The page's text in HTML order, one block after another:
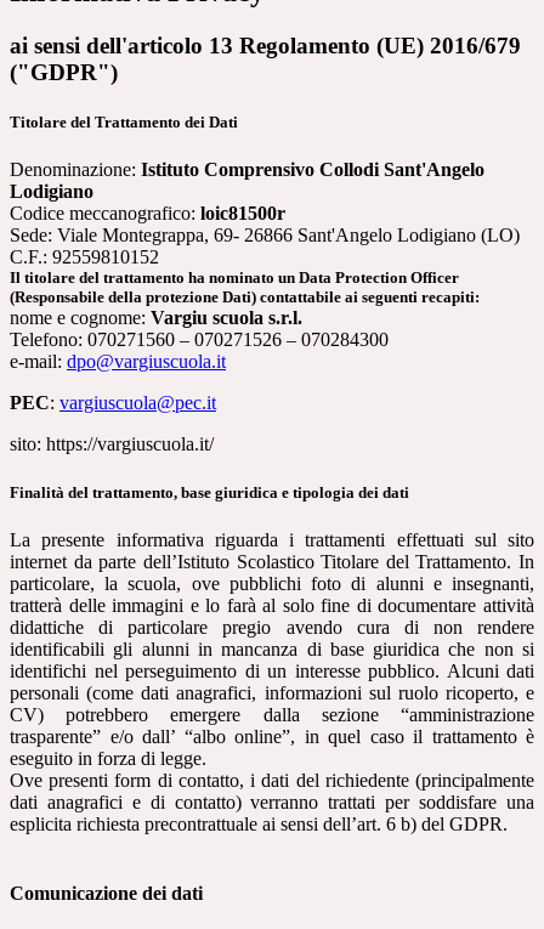
ai sensi dell'articolo 13 Regolamento (UE) 2016/679
("GDPR")
Titolare del Trattamento dei Dati
Denominazione: Istituto Comprensivo Collodi Sant'Angelo
Lodigiano
Codice meccanografico: loic81500r
Sede: Viale Montegrappa, 69- 26866 Sant'Angelo Lodigiano (LO)
C.F.: 92559810152
Il titolare del trattamento ha nominato un Data Protection Officer
(Responsabile della protezione Dati) contattabile ai seguenti recapiti:
nome e cognome: Vargiu scuola s.r.l.
Telefono: 070271560 – 070271526 – 070284300
e-mail: dpo@vargiuscuola.it
PEC: vargiuscuola@pec.it
sito: https://vargiuscuola.it/
Finalità del trattamento, base giuridica e tipologia dei dati
La presente informativa riguarda i trattamenti effettuati sul sito
internet da parte dell’Istituto Scolastico Titolare del Trattamento. In
particolare, la scuola, ove pubblichi foto di alunni e insegnanti,
tratterà delle immagini e lo farà al solo fine di documentare attività
didattiche di particolare pregio avendo cura di non rendere
identificabili gli alunni in mancanza di base giuridica che non si
identifichi nel perseguimento di un interesse pubblico. Alcuni dati
personali (come dati anagrafici, informazioni sul ruolo ricoperto, e
CV) potrebbero emergere dalla sezione “amministrazione
trasparente” e/o dall’ “albo online”, in quel caso il trattamento è
eseguito in forza di legge.
Ove presenti form di contatto, i dati del richiedente (principalmente
dati anagrafici e di contatto) verranno trattati per soddisfare una
esplicita richiesta precontrattuale ai sensi dell’art. 6 b) del GDPR.
Comunicazione dei dati